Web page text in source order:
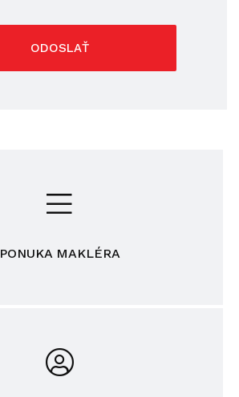
ODOSLAŤ
PONUKA MAKLÉRA